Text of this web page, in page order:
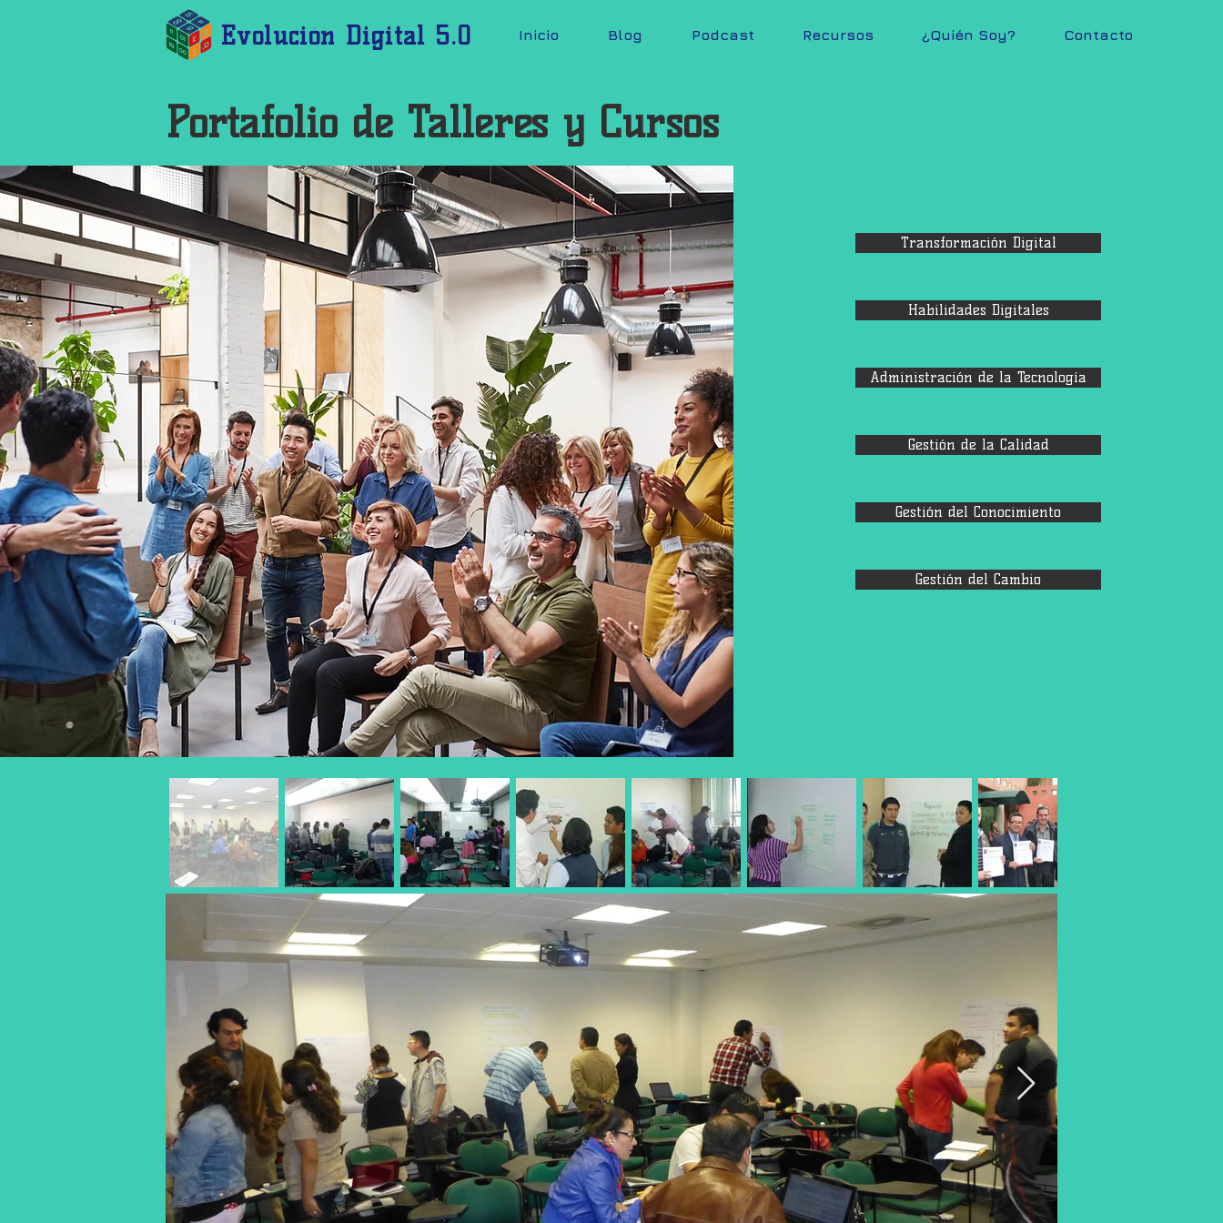
Evolución Digital 5.0 Inicio Blog Podcast Recursos ¿Quién Soy? Contacto
Portafolio de Talleres y Cursos
Transformación Digital
Habilidades Digitales
Administración de la Tecnología
Gestión de la Calidad
Gestión del Conocimiento
Gestión del Cambio